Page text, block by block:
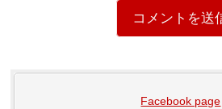
Facebook page